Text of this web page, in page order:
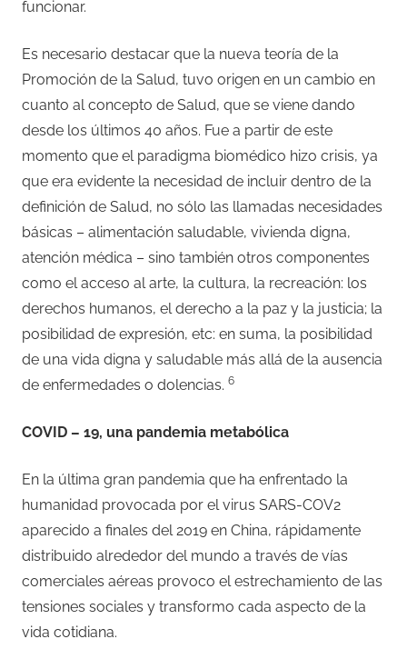
funcionar.
Es necesario destacar que la nueva teoría de la
Promoción de la Salud, tuvo origen en un cambio en
cuanto al concepto de Salud, que se viene dando
desde los últimos 40 años. Fue a partir de este
momento que el paradigma biomédico hizo crisis, ya
que era evidente la necesidad de incluir dentro de la
definición de Salud, no sólo las llamadas necesidades
básicas – alimentación saludable, vivienda digna,
atención médica – sino también otros componentes
como el acceso al arte, la cultura, la recreación: los
derechos humanos, el derecho a la paz y la justicia; la
posibilidad de expresión, etc: en suma, la posibilidad
de una vida digna y saludable más allá de la ausencia
de enfermedades o dolencias. 6
COVID – 19, una pandemia metabólica
En la última gran pandemia que ha enfrentado la
humanidad provocada por el virus SARS-COV2
aparecido a finales del 2019 en China, rápidamente
distribuido alrededor del mundo a través de vías
comerciales aéreas provoco el estrechamiento de las
tensiones sociales y transformo cada aspecto de la
vida cotidiana.